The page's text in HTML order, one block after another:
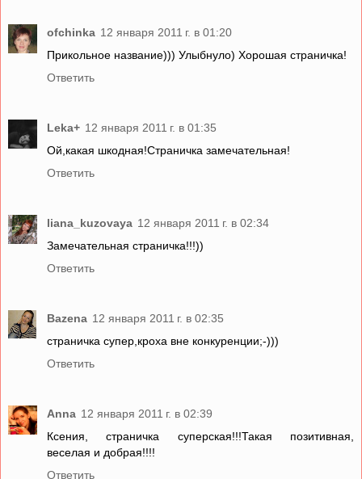
ofchinka 12 января 2011 г. в 01:20
Прикольное название))) Улыбнуло) Хорошая страничка!
Ответить
Leka+ 12 января 2011 г. в 01:35
Ой,какая шкодная!Страничка замечательная!
Ответить
liana_kuzovaya 12 января 2011 г. в 02:34
Замечательная страничка!!!))
Ответить
Bazena 12 января 2011 г. в 02:35
страничка супер,кроха вне конкуренции;-)))
Ответить
Anna 12 января 2011 г. в 02:39
Ксения, страничка суперская!!!Такая позитивная,
веселая и добрая!!!!
Ответить